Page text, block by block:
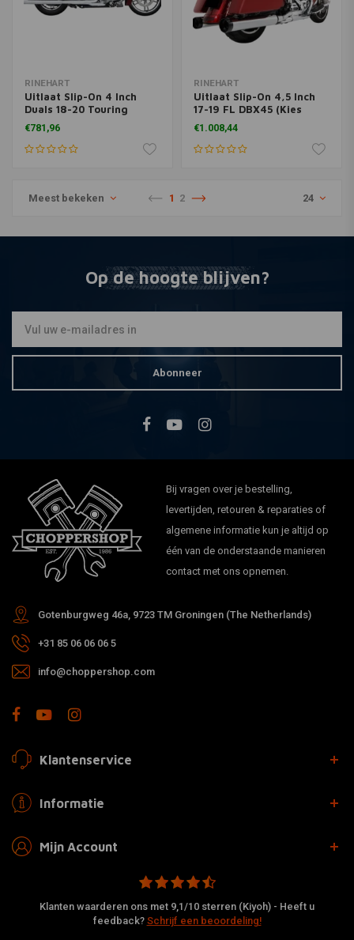
RINEHART
Uitlaat Slip-On 4 Inch
Duals 18-20 Touring
Chroom
€781,96
RINEHART
Uitlaat Slip-On 4,5 Inch
17-19 FL DBX45 (Kies
kleur)
€1.008,44
Meest bekeken 1 2 24
Op de hoogte blijven?
Abonneer
Bij vragen over je bestelling,
levertijden, retouren & reparaties of
algemene informatie kun je altijd op
één van de onderstaande manieren
contact met ons opnemen.
Gotenburgweg 46a, 9723 TM Groningen (The Netherlands)
+31 85 06 06 06 5
info@choppershop.com
Klantenservice
Informatie
Mijn Account
Klanten waarderen ons met 9,1/10 sterren (Kiyoh) - Heeft u
feedback? Schrijf een beoordeling!